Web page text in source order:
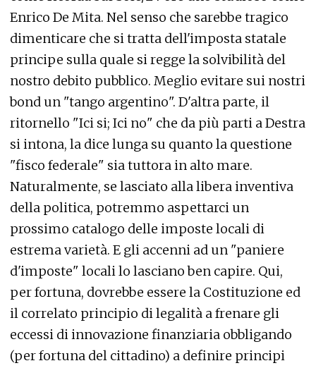
Enrico De Mita. Nel senso che sarebbe tragico
dimenticare che si tratta dell'imposta statale
principe sulla quale si regge la solvibilità del
nostro debito pubblico. Meglio evitare sui nostri
bond un "tango argentino". D'altra parte, il
ritornello "Ici si; Ici no" che da più parti a Destra
si intona, la dice lunga su quanto la questione
"fisco federale" sia tuttora in alto mare.
Naturalmente, se lasciato alla libera inventiva
della politica, potremmo aspettarci un
prossimo catalogo delle imposte locali di
estrema varietà. E gli accenni ad un "paniere
d'imposte" locali lo lasciano ben capire. Qui,
per fortuna, dovrebbe essere la Costituzione ed
il correlato principio di legalità a frenare gli
eccessi di innovazione finanziaria obbligando
(per fortuna del cittadino) a definire principi